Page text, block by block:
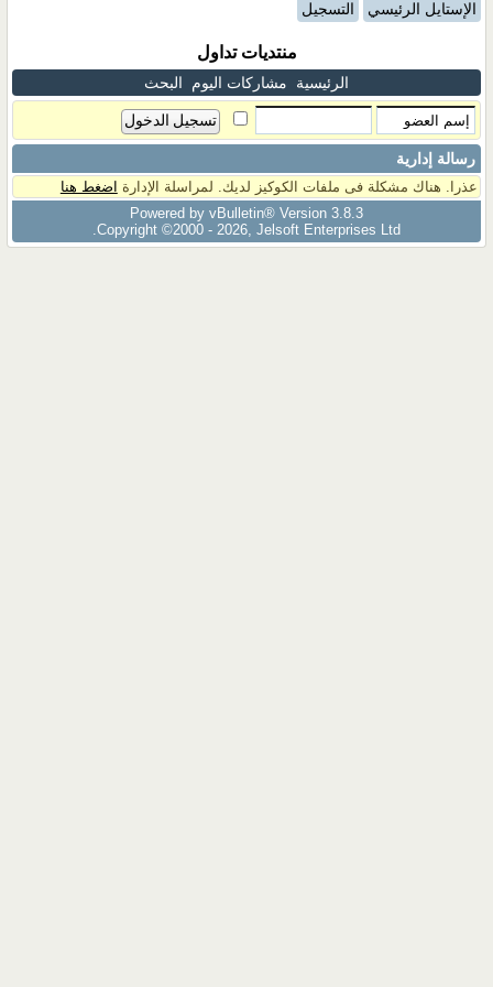
الإستايل الرئيسي التسجيل
منتديات تداول
الرئيسية مشاركات اليوم البحث
رسالة إدارية
عذرا. هناك مشكلة فى ملفات الكوكيز لديك. لمراسلة الإدارة اضغط هنا
Powered by vBulletin® Version 3.8.3
Copyright ©2000 - 2026, Jelsoft Enterprises Ltd.